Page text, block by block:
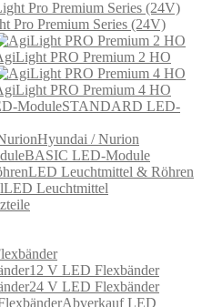
Pro Premium Series (24V)
PRO Premium 2 HO
PRO Premium 4 HO
STANDARD LED-
Hyundai / Nurion
BASIC LED-Module
LED Leuchtmittel & Röhren
LED Leuchtmittel
12 V LED Flexbänder
24 V LED Flexbänder
Abverkauf LED